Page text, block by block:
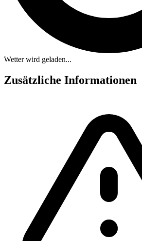
Wetter wird geladen...
Zusätzliche Informationen